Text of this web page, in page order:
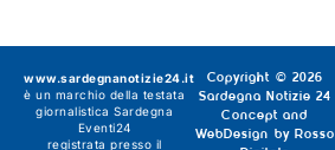
Copyright © 2026
Sardegna Notizie 24
Concept and
WebDesign by Rosso
www.sardegnanotizie24.it
è un marchio della testata
giornalistica Sardegna
Eventi24
registrata presso il